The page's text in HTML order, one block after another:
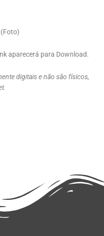
aparecerá para Download.
digitais e não são físicos,